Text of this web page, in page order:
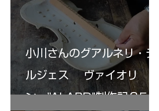
小川さんのグアルネリ・デ
ルジェス ヴァイオリ
ン ”ALARD"制作記３5